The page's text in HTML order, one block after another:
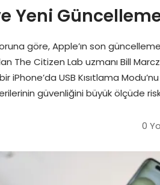
Yeni
göre, Apple’ın son
The Citizen Lab uzmanı Bill
iPhone’da USB Kısıtlama
güvenliğini büyük ölçüde
0